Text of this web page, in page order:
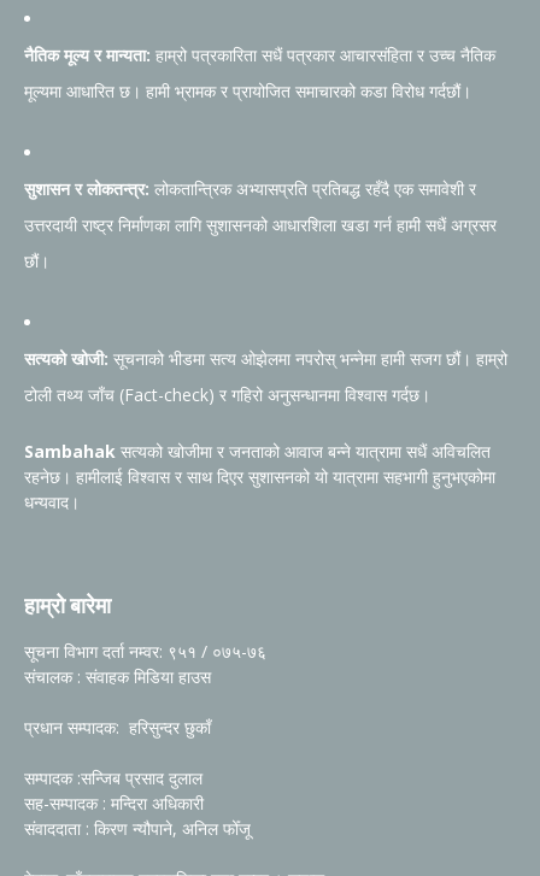
नैतिक मूल्य र मान्यता: हाम्रो पत्रकारिता सधैं पत्रकार आचारसंहिता र उच्च नैतिक
मूल्यमा आधारित छ। हामी भ्रामक र प्रायोजित समाचारको कडा विरोध गर्दछौं।
सुशासन र लोकतन्त्र: लोकतान्त्रिक अभ्यासप्रति प्रतिबद्ध रहँदै एक समावेशी र
उत्तरदायी राष्ट्र निर्माणका लागि सुशासनको आधारशिला खडा गर्न हामी सधैं अग्रसर
छौं।
सत्यको खोजी: सूचनाको भीडमा सत्य ओझेलमा नपरोस् भन्नेमा हामी सजग छौं। हाम्रो
टोली तथ्य जाँच (Fact-check) र गहिरो अनुसन्धानमा विश्वास गर्दछ।
Sambahak सत्यको खोजीमा र जनताको आवाज बन्ने यात्रामा सधैं अविचलित
रहनेछ। हामीलाई विश्वास र साथ दिएर सुशासनको यो यात्रामा सहभागी हुनुभएकोमा
धन्यवाद।
हाम्रो बारेमा
सूचना विभाग दर्ता नम्वर: ९५१ / ०७५-७६
संचालक : संवाहक मिडिया हाउस
प्रधान सम्पादक: हरिसुन्दर छुकाँ
सम्पादक :सन्जिब प्रसाद दुलाल
सह-सम्पादक : मन्दिरा अधिकारी
संवाददाता : किरण न्यौपाने, अनिल फोँजू